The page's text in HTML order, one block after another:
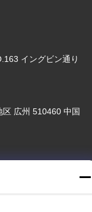
イングビン通り
広州 510460 中国